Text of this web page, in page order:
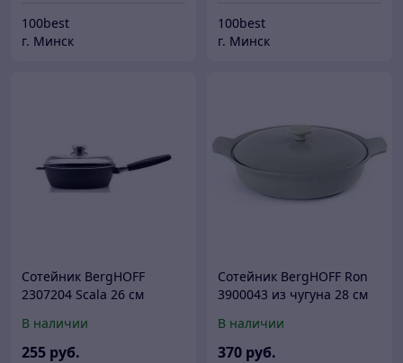
100best
г. Минск
100best
г. Минск
Сотейник BergHOFF
2307204 Scala 26 см
Бельгия
В наличии
255 руб.
Сотейник BergHOFF Ron
3900043 из чугуна 28 см
В наличии
370 руб.